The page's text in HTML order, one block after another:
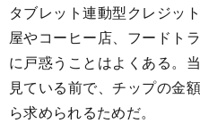
タブレット連動型クレジッ
屋やコーヒー店、フードト
に戸惑うことはよくある。
見ている前で、チップの金
ら求められるためだ。